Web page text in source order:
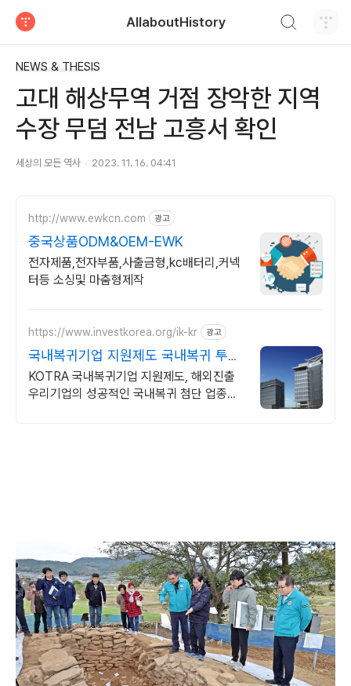
AllaboutHistory
NEWS & THESIS
고대 해상무역 거점 장악한 지역
수장 무덤 전남 고흥서 확인
세상의 모든 역사 2023. 11. 16. 04:41
http://www.ewkcn.com 광고
중국상품ODM&OEM-EWK
전자제품,전자부품,사출금형,kc배터리,커넥
터등 소싱및 마춤형제작
https://www.investkorea.org/ik-kr 광고
국내복귀기업 지원제도 국내복귀 투자
보조금 신청
KOTRA 국내복귀기업 지원제도, 해외진출
우리기업의 성공적인 국내복귀 첨단 업종이